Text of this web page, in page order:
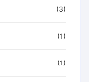
(3)
(1)
(1)